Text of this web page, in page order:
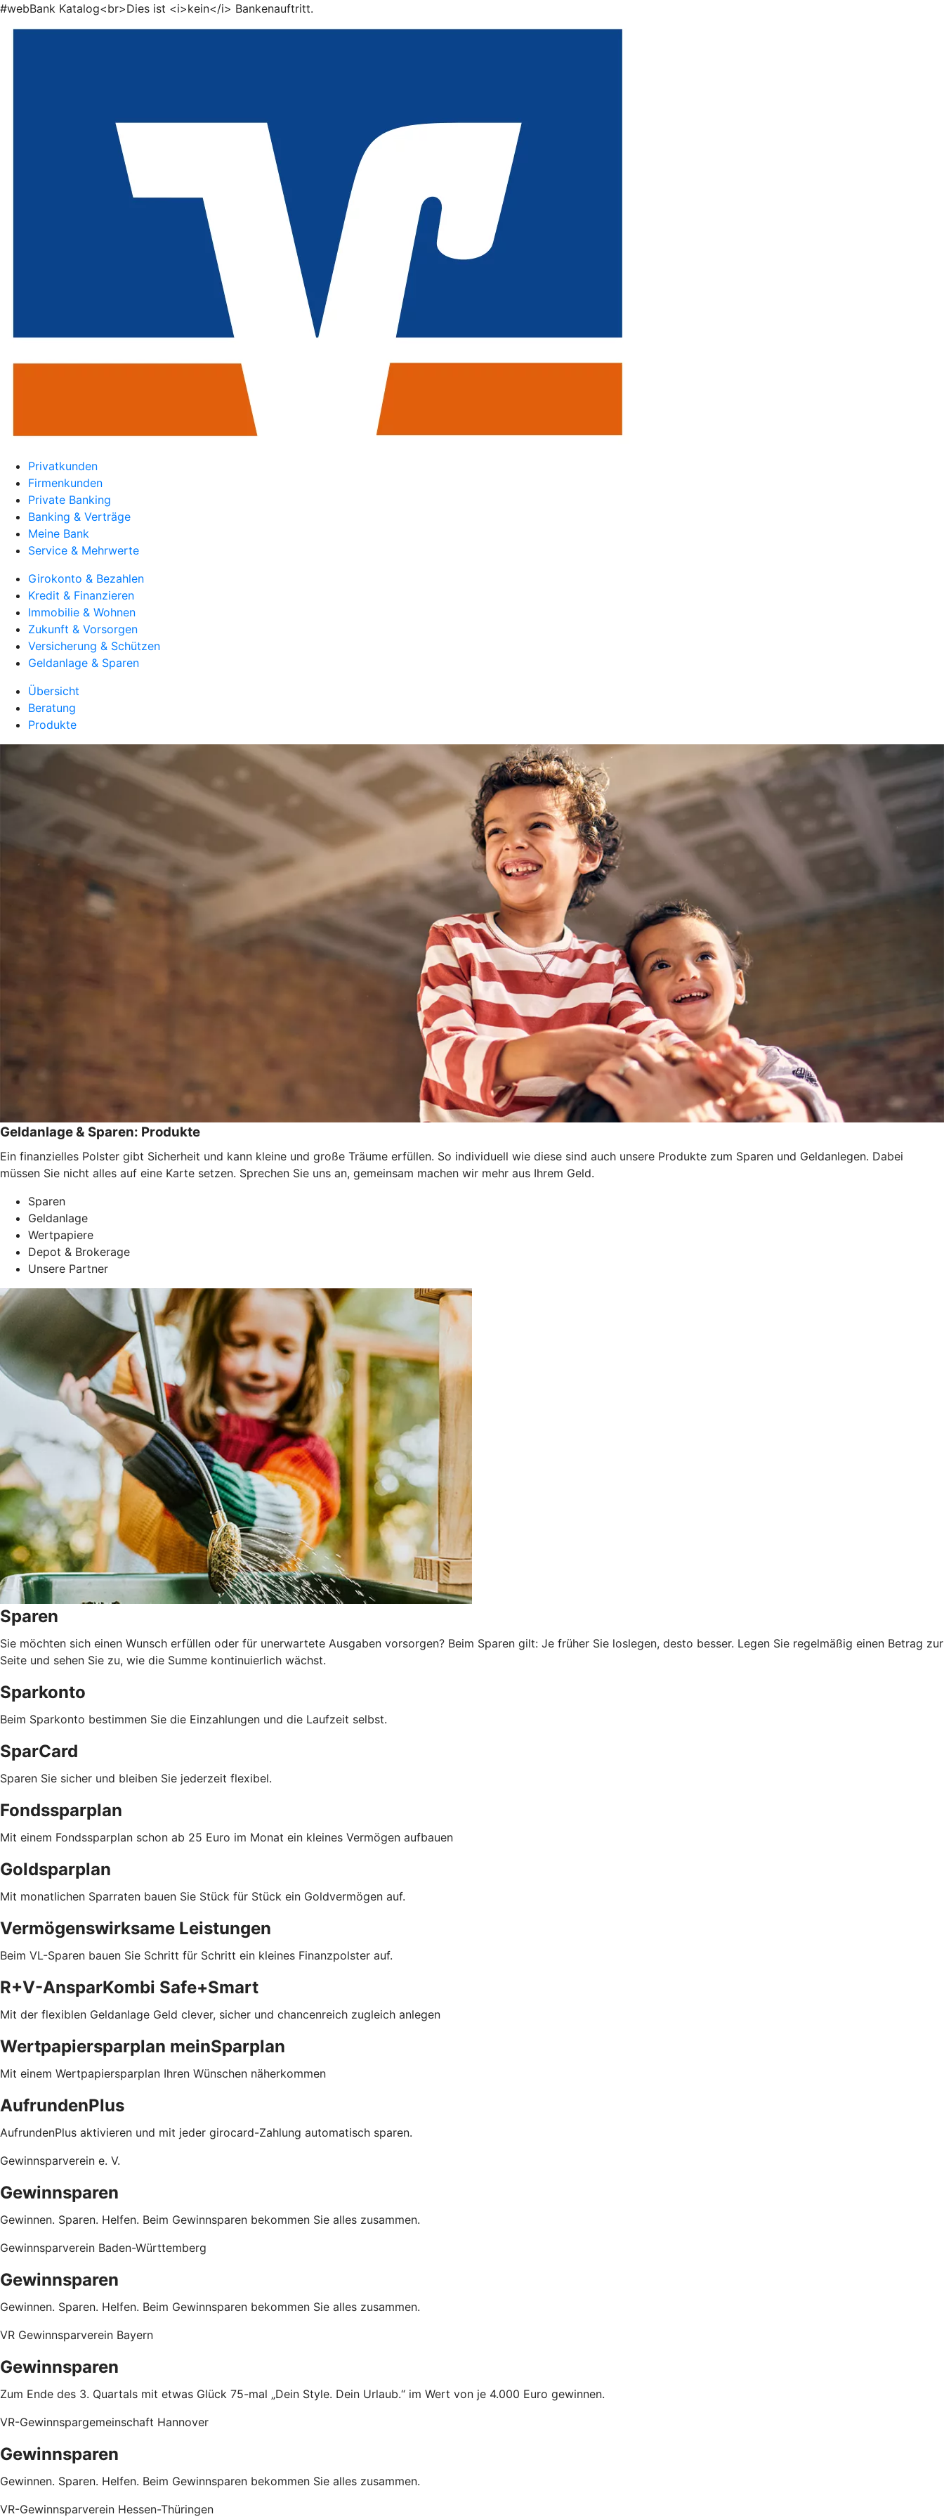
#webBank Katalog<br>Dies ist <i>kein</i> Bankenauftritt.
Privatkunden
Firmenkunden
Private Banking
Banking & Verträge
Meine Bank
Service & Mehrwerte
Girokonto & Bezahlen
Kredit & Finanzieren
Immobilie & Wohnen
Zukunft & Vorsorgen
Versicherung & Schützen
Geldanlage & Sparen
Übersicht
Beratung
Produkte
Geldanlage & Sparen: Produkte
Ein finanzielles Polster gibt Sicherheit und kann kleine und große Träume erfüllen. So individuell wie diese sind auch unsere Produkte zum Sparen und Geldanlegen. Dabei
müssen Sie nicht alles auf eine Karte setzen. Sprechen Sie uns an, gemeinsam machen wir mehr aus Ihrem Geld.
Sparen
Geldanlage
Wertpapiere
Depot & Brokerage
Unsere Partner
Sparen
Sie möchten sich einen Wunsch erfüllen oder für unerwartete Ausgaben vorsorgen? Beim Sparen gilt: Je früher Sie loslegen, desto besser. Legen Sie regelmäßig einen Betrag zur
Seite und sehen Sie zu, wie die Summe kontinuierlich wächst.
Sparkonto
Beim Sparkonto bestimmen Sie die Einzahlungen und die Laufzeit selbst.
SparCard
Sparen Sie sicher und bleiben Sie jederzeit flexibel.
Fondssparplan
Mit einem Fondssparplan schon ab 25 Euro im Monat ein kleines Vermögen aufbauen
Goldsparplan
Mit monatlichen Sparraten bauen Sie Stück für Stück ein Goldvermögen auf.
Vermögenswirksame Leistungen
Beim VL-Sparen bauen Sie Schritt für Schritt ein kleines Finanzpolster auf.
R+V-AnsparKombi Safe+Smart
Mit der flexiblen Geldanlage Geld clever, sicher und chancenreich zugleich anlegen
Wertpapiersparplan meinSparplan
Mit einem Wertpapiersparplan Ihren Wünschen näherkommen
AufrundenPlus
AufrundenPlus aktivieren und mit jeder girocard-Zahlung automatisch sparen.
Gewinnsparverein e. V.
Gewinnsparen
Gewinnen. Sparen. Helfen. Beim Gewinnsparen bekommen Sie alles zusammen.
Gewinnsparverein Baden-Württemberg
Gewinnsparen
Gewinnen. Sparen. Helfen. Beim Gewinnsparen bekommen Sie alles zusammen.
VR Gewinnsparverein Bayern
Gewinnsparen
Zum Ende des 3. Quartals mit etwas Glück 75-mal „Dein Style. Dein Urlaub.“ im Wert von je 4.000 Euro gewinnen.
VR-Gewinnspargemeinschaft Hannover
Gewinnsparen
Gewinnen. Sparen. Helfen. Beim Gewinnsparen bekommen Sie alles zusammen.
VR-Gewinnsparverein Hessen-Thüringen